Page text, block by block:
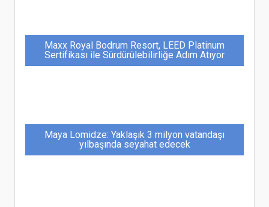
Maxx Royal Bodrum Resort, LEED Platinum
Sertifikası ile Sürdürülebilirliğe Adım Atıyor
Maya Lomidze: Yaklaşık 3 milyon vatandaşı
yılbaşında seyahat edecek